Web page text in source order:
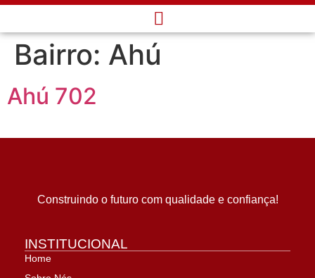
Bairro: Ahú
Ahú 702
Construindo o futuro com qualidade e confiança!
INSTITUCIONAL
Home